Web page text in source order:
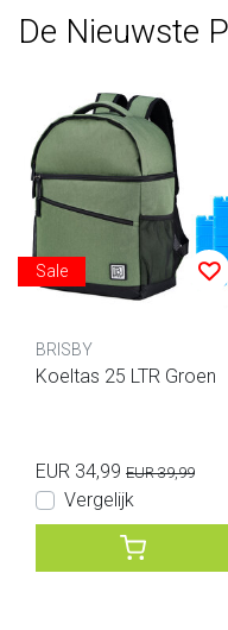
De Nieuwste
Sale
BRISBY
Koeltas 25 LTR Groen
EUR 34,99 EUR 39,99
Vergelijk